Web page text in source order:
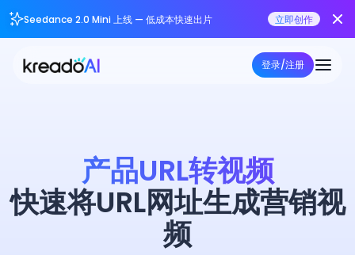
Seedance 2.0 Mini 上线 — 低成本快速出片 立即创作
登录/注册
产品URL转视频
快速将URL网址生成营销视
频